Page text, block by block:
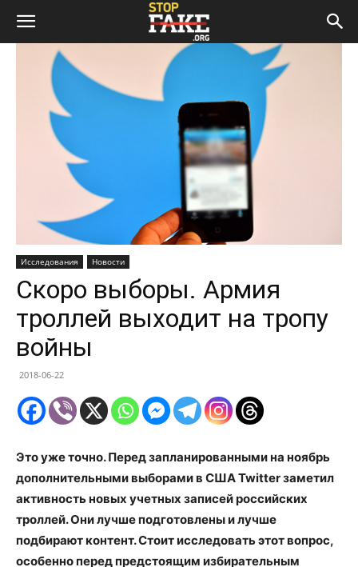
Исследования Новости
Скоро выборы. Армия
троллей выходит на тропу
войны
2018-06-22
Это уже точно. Перед запланированными на ноябрь
дополнительными выборами в США Twitter заметил
активность новых учетных записей российских
троллей. Они лучше подготовлены и лучше
подбирают контент. Стоит исследовать этот вопрос,
особенно перед предстоящим избирательным